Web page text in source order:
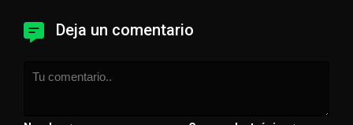
Deja un comentario